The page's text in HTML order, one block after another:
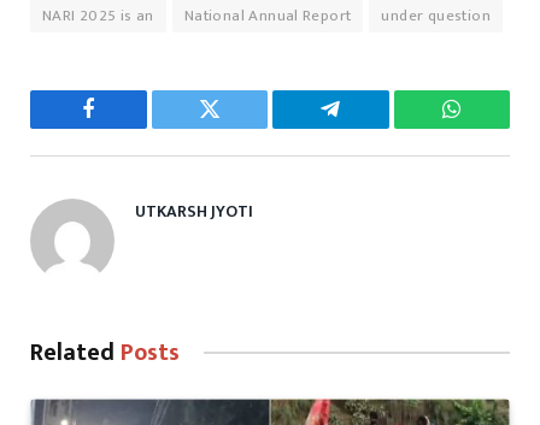
NARI 2025 is an National Annual Report under question
Facebook Twitter Telegram
UTKARSH JYOTI
Related Posts